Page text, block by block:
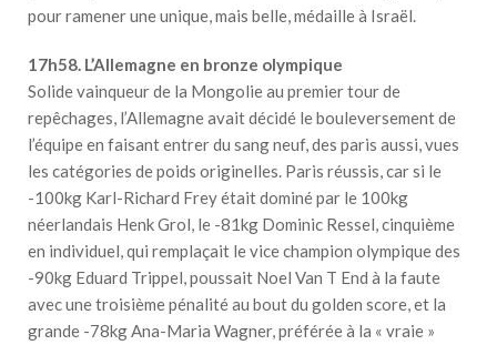
pour ramener une unique, mais belle, médaille à Israël.
17h58. L’Allemagne en bronze olympique
Solide vainqueur de la Mongolie au premier tour de
repêchages, l’Allemagne avait décidé le bouleversement de
l’équipe en faisant entrer du sang neuf, des paris aussi, vues
les catégories de poids originelles. Paris réussis, car si le
-100kg Karl-Richard Frey était dominé par le 100kg
néerlandais Henk Grol, le -81kg Dominic Ressel, cinquième
en individuel, qui remplaçait le vice champion olympique des
-90kg Eduard Trippel, poussait Noel Van T End à la faute
avec une troisième pénalité au bout du golden score, et la
grande -78kg Ana-Maria Wagner, préférée à la « vraie »